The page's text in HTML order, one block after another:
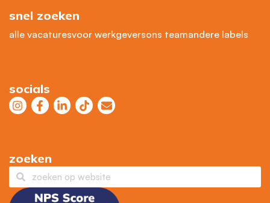
snel zoeken
alle vacaturesvoor werkgeversons teamandere labels
socials
zoeken